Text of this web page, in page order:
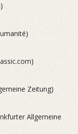
Zeitung)
Allgemeine